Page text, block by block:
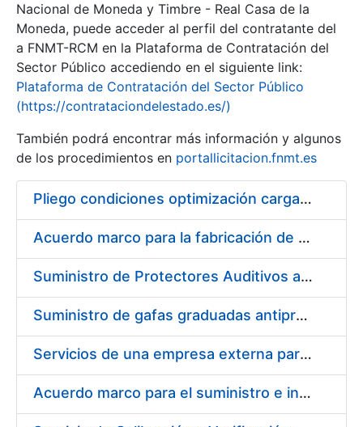
Nacional de Moneda y Timbre - Real Casa de la
Moneda, puede acceder al perfil del contratante del
a FNMT-RCM en la Plataforma de Contratación del
Sector Público accediendo en el siguiente link:
Plataforma de Contratación del Sector Público
(https://contrataciondelestado.es/)
También podrá encontrar más información y algunos
de los procedimientos en portallicitacion.fnmt.es
Pliego condiciones optimización cargas compras firmado
Acuerdo marco para la fabricación de piezas
Suministro de Protectores Auditivos a medida para las personas trabajadoras de los Centros de Trabajo de Madrid y Burgos
Suministro de gafas graduadas antiproyecciones para los trabajadores de la FNMT-RCM en los centros de trabajo de Madrid y Burgos
Servicios de una empresa externa para el asesoramiento y resolución de los recursos de alzada que se presentan relacionados con procesos de selección para la FNMT-RCM
Acuerdo marco para el suministro e instalación de persianas, estores y otros complementos